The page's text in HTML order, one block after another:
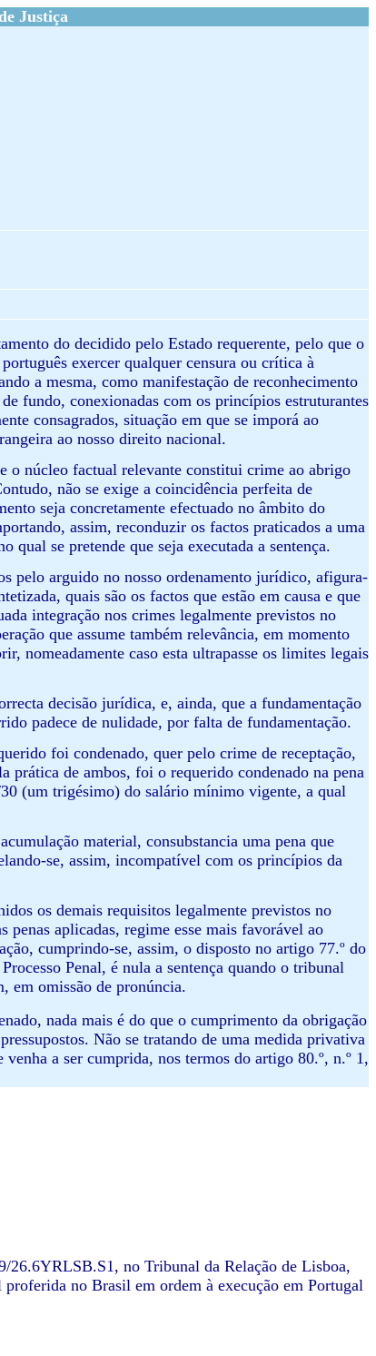
Justiça
do decidido pelo Estado requerente, pelo que o
exercer qualquer censura ou crítica à
a mesma, como manifestação de reconhecimento
fundo, conexionadas com os princípios estruturantes
consagrados, situação em que se imporá ao
ao nosso direito nacional.
o núcleo factual relevante constitui crime ao abrigo
não se exige a coincidência perfeita de
seja concretamente efectuado no âmbito do
assim, reconduzir os factos praticados a uma
se pretende que seja executada a sentença.
pelo arguido no nosso ordenamento jurídico, afigura-
quais são os factos que estão em causa e que
integração nos crimes legalmente previstos no
que assume também relevância, em momento
nomeadamente caso esta ultrapasse os limites legais
decisão jurídica, e, ainda, que a fundamentação
padece de nulidade, por falta de fundamentação.
foi condenado, quer pelo crime de receptação,
prática de ambos, foi o requerido condenado na pena
(um trigésimo) do salário mínimo vigente, a qual
material, consubstancia uma pena que
se, assim, incompatível com os princípios da
os demais requisitos legalmente previstos no
aplicadas, regime esse mais favorável ao
cumprindo-se, assim, o disposto no artigo 77.º do
Penal, é nula a sentença quando o tribunal
em omissão de pronúncia.
nada mais é do que o cumprimento da obrigação
Não se tratando de uma medida privativa
a ser cumprida, nos termos do artigo 80.º, n.º 1,
26.6YRLSB.S1, no Tribunal da Relação de Lisboa,
no Brasil em ordem à execução em Portugal